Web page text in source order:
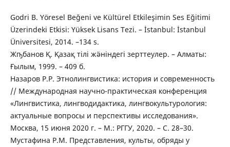
Godri B. Yöresel Beğeni ve Kültürel Etkileşimin Ses Eğitimi
Üzerindeki Etkisi: Yüksek Lisans Tezi. – İstanbul: İstanbul
Üniversitesi, 2014. –134 s.
Жҧбанов Қ. Қазақ тілі жӛніндегі зерттеулер. – Алматы:
Ғылым, 1999. – 409 б.
Назаров Р.Р. Этнолингвистика: история и современность
// Международная научно-практическая конференция
«Лингвистика, лингводидактика, лингвокультурология:
актуальные вопросы и перспективы исследования».
Москва, 15 июня 2020 г. – М.: РГГУ, 2020. – С. 28–30.
Мустафина Р.М. Представления, культы, обряды у